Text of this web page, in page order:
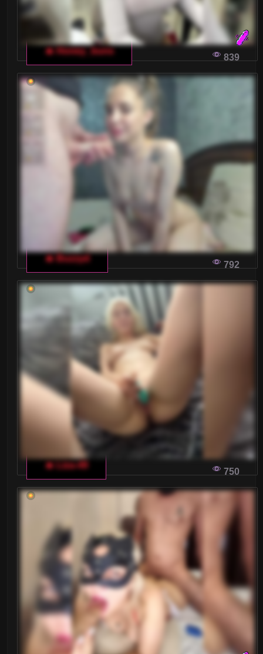
🔥 Honey_buns
839
🔥 Buzzyd
792
🔥 Liza-49
750